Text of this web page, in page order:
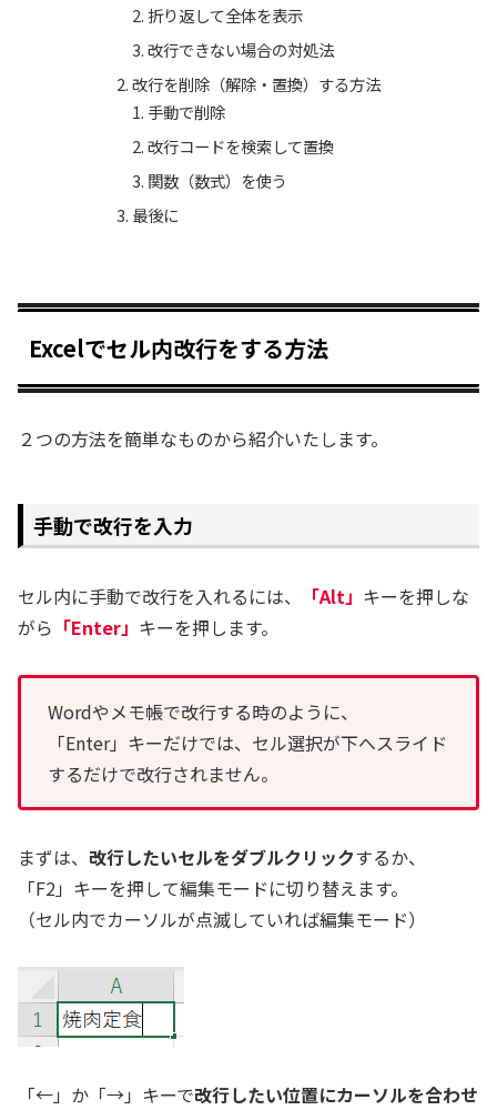
折り返して全体を表示
改行できない場合の対処法
改行を削除（解除・置換）する方法
手動で削除
改行コードを検索して置換
関数（数式）を使う
最後に
Excelでセル内改行をする方法
２つの方法を簡単なものから紹介いたします。
手動で改行を入力
セル内に手動で改行を入れるには、 「Alt」 キーを押しな
がら 「Enter」 キーを押します。
Wordやメモ帳で改行する時のように、
「Enter」キーだけでは、セル選択が下へスライド
するだけで改行されません。
まずは、 改行したいセルをダブルクリックするか、
「F2」キーを押して編集モードに切り替えます。
（セル内でカーソルが点滅していれば編集モード）
「←」か「→」キーで改行したい位置にカーソルを合わせ